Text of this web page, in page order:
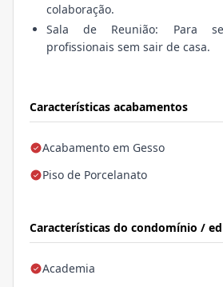
Características acabamentos
Acabamento em Gesso
Piso de Porcelanato
Características do condomínio /
Academia
colaboração.
Sala de Reunião: Para
profissionais sem sair de casa.